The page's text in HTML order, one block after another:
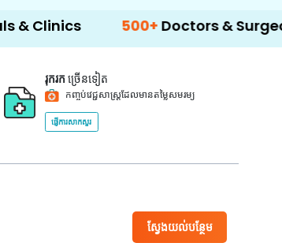
500+Doctors & Surgeons 14+
រុករក ច្រើនទៀត
កញ្ចប់វេជ្ជសាស្ត្រដែលមានតម្លៃសមរម្យ
ផ្ញើការសាកសួរ
ស្វែងយល់បន្ថែម